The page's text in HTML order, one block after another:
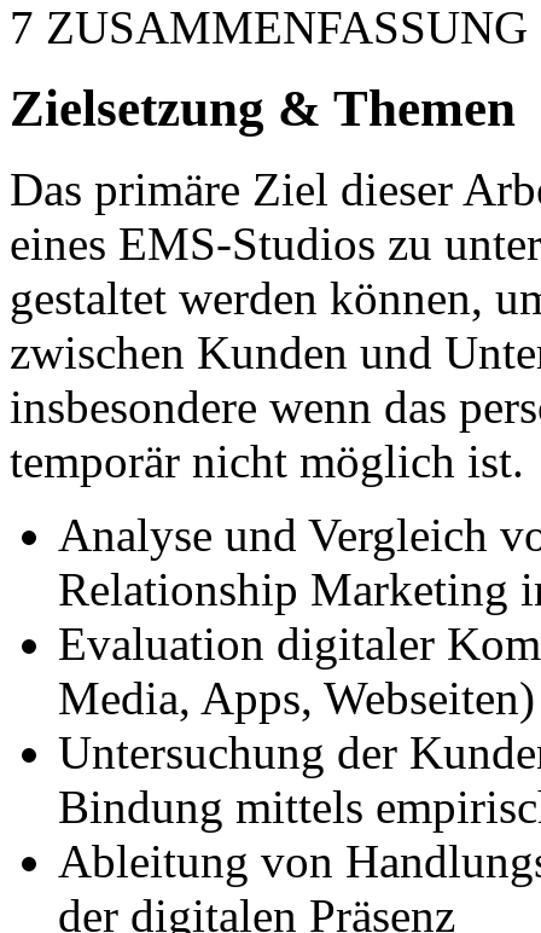
7 ZUSAMMENFASSUNG
Zielsetzung & Themen
Das primäre Ziel dieser
eines EMS-Studios zu
gestaltet werden können,
zwischen Kunden und
insbesondere wenn das
temporär nicht möglich ist.
Analyse und Vergleich
Relationship Marketing
Evaluation digitaler
Media, Apps, Webseiten)
Untersuchung der
Bindung mittels
Ableitung von
der digitalen Präsenz